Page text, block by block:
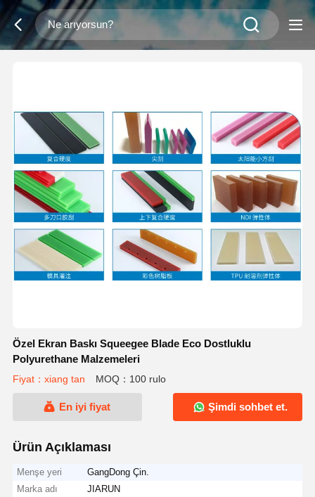
Özel Ekran Baskı Squeegee Blade Eco Dostluklu
Polyurethane Malzemeleri
Fiyat：xiang tan MOQ：100 rulo
En iyi fiyat Şimdi sohbet et.
Ürün Açıklaması
Menşe yeri
GangDong Çin.
Marka adı
JIARUN